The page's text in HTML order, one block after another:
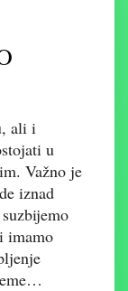
ali i
u
Važno je
iznad
imamo